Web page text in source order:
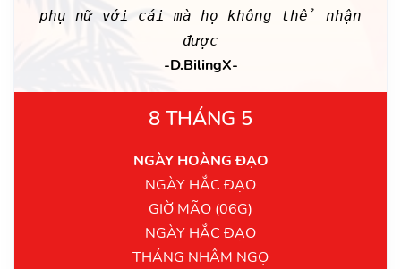
phụ nữ với cái mà họ không thể nhận
được
-D.BilingX-
8 THÁNG 5
NGÀY HOÀNG ĐẠO
NGÀY HẮC ĐẠO
GIỜ MÃO (06G)
NGÀY HẮC ĐẠO
THÁNG NHÂM NGỌ